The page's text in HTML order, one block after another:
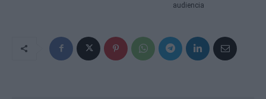
audiencia